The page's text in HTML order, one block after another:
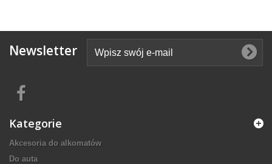
Newsletter
Kategorie
Akcesoria do alkomatów
Do auta